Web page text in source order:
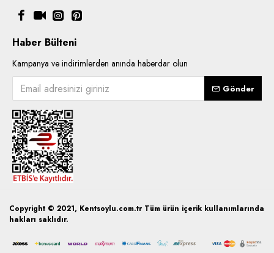
Haber Bülteni
Kampanya ve indirimlerden anında haberdar olun
Gönder
Copyright © 2021, Kentsoylu.com.tr Tüm ürün içerik kullanımlarında
hakları saklıdır.